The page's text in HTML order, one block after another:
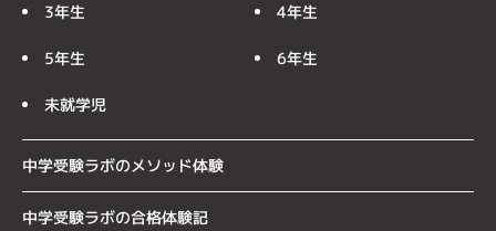
3年生 4年生
5年生 6年生
未就学児
中学受験ラボのメソッド体験
中学受験ラボの合格体験記